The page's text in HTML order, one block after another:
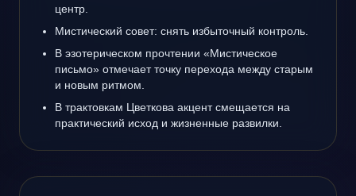
центр.
Мистический совет: снять избыточный контроль.
В эзотерическом прочтении «Мистическое
письмо» отмечает точку перехода между старым
и новым ритмом.
В трактовкам Цветкова акцент смещается на
практический исход и жизненные развилки.